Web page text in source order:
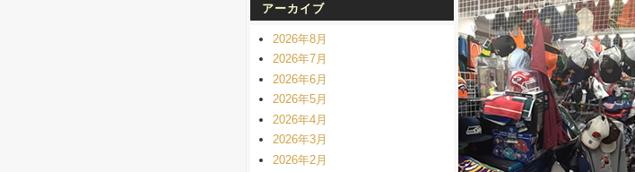
アーカイブ
2026年8月
2026年7月
2026年6月
2026年5月
2026年4月
2026年3月
2026年2月